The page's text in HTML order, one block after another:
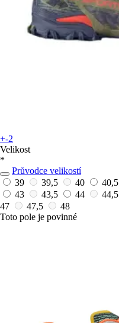
+-2
Velikost
*
Průvodce velikostí
39
39,5 40 40,5
43
43,5 44 44,5
47
47,5
48
Toto pole je povinné